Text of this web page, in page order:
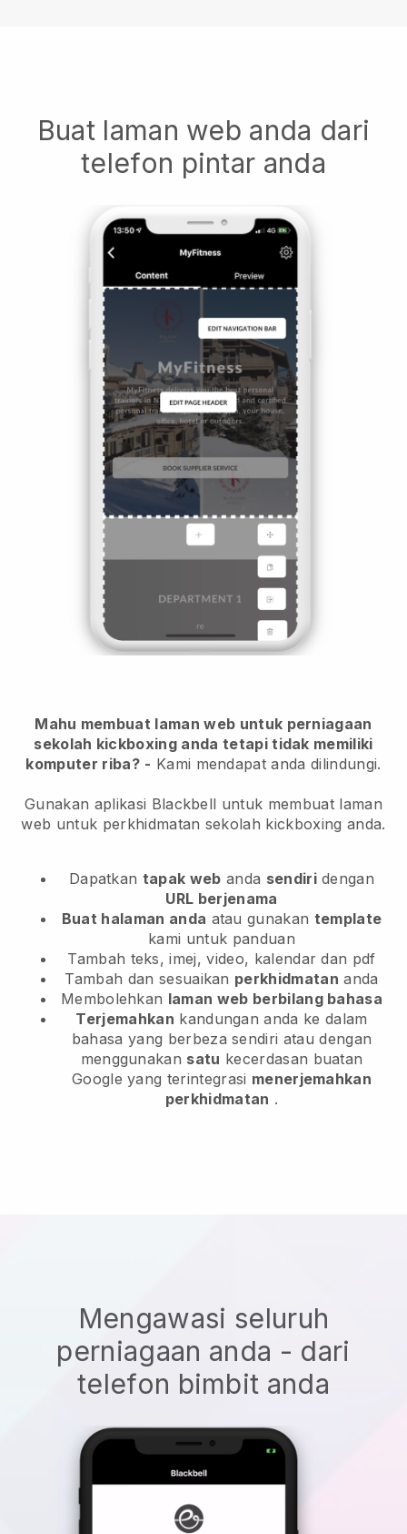
Buat laman web anda dari
telefon pintar anda
Mahu membuat laman web untuk perniagaan
sekolah kickboxing anda tetapi tidak memiliki
komputer riba? - Kami mendapat anda dilindungi.
Gunakan aplikasi Blackbell untuk membuat laman
web untuk perkhidmatan sekolah kickboxing anda.
Dapatkan tapak web anda sendiridengan
URL berjenama
Buat halaman anda atau gunakan template
kami untuk panduan
Tambah teks, imej, video, kalendar dan pdf
Tambah dan sesuaikan perkhidmatan anda
Membolehkan laman web berbilang bahasa
Terjemahkan kandungan anda ke dalam
bahasa yang berbeza sendiri atau dengan
menggunakan satu kecerdasan buatan
Google yang terintegrasi menerjemahkan
perkhidmatan .
Mengawasi seluruh
perniagaan anda - dari
telefon bimbit anda